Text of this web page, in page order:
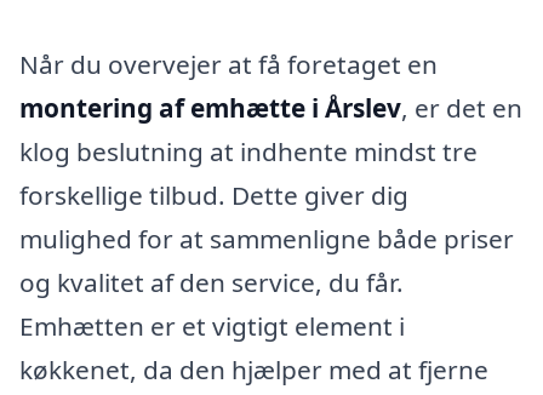
Når du overvejer at få foretaget en
montering af emhætte i Årslev, er det en
klog beslutning at indhente mindst tre
forskellige tilbud. Dette giver dig
mulighed for at sammenligne både priser
og kvalitet af den service, du får.
Emhætten er et vigtigt element i
køkkenet, da den hjælper med at fjerne